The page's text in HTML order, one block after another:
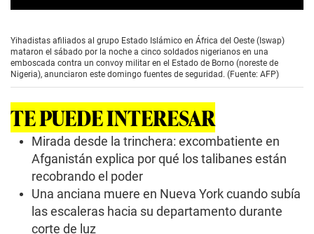
e
c
o
n
o
f
0
Yihadistas afiliados al grupo Estado Islámico en África del Oeste (Iswap)
mataron el sábado por la noche a cinco soldados nigerianos en una
emboscada contra un convoy militar en el Estado de Borno (noreste de
Nigeria), anunciaron este domingo fuentes de seguridad. (Fuente: AFP)
TE PUEDE INTERESAR
Mirada desde la trinchera: excombatiente en
Afganistán explica por qué los talibanes están
recobrando el poder
Una anciana muere en Nueva York cuando subía
las escaleras hacia su departamento durante
corte de luz